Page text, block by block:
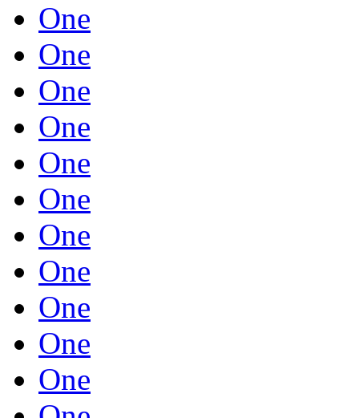
One
One
One
One
One
One
One
One
One
One
One